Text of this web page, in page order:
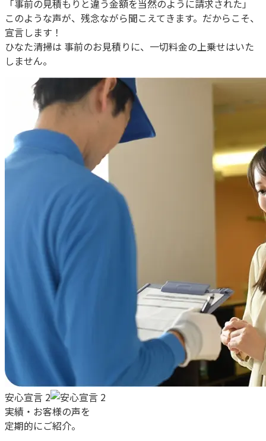
「事前の見積もりと違う金額を当然のように請求された」
このような声が、残念ながら聞こえてきます。だからこそ、
宣言します！
ひなた清掃は 事前のお見積りに、一切料金の上乗せはいた
しません。
安心宣言 2
実績・お客様の声を
定期的にご紹介。